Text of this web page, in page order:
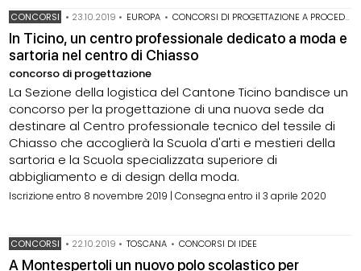
CONCORSI • 23.10.2019 • EUROPA • CONCORSI DI PROGETTAZIONE A PROCEDURA APERTA
In Ticino, un centro professionale dedicato a moda e
sartoria nel centro di Chiasso
concorso di progettazione
La Sezione della logistica del Cantone Ticino bandisce un
concorso per la progettazione di una nuova sede da
destinare al Centro professionale tecnico del tessile di
Chiasso che accoglierà la Scuola d'arti e mestieri della
sartoria e la Scuola specializzata superiore di
abbigliamento e di design della moda.
Iscrizione entro 8 novembre 2019 | Consegna entro il 3 aprile 2020
CONCORSI • 22.10.2019 • TOSCANA • CONCORSI DI IDEE
A Montespertoli un nuovo polo scolastico per